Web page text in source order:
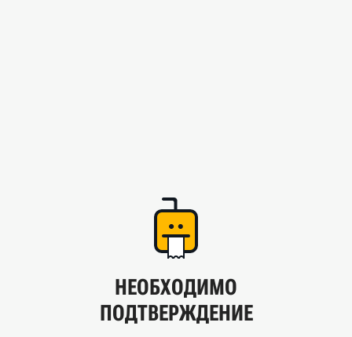
НЕОБХОДИМО
ПОДТВЕРЖДЕНИЕ